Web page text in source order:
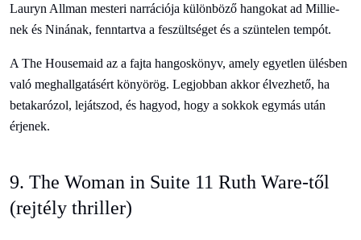
Lauryn Allman mesteri narrációja különböző hangokat ad Millie-
nek és Ninának, fenntartva a feszültséget és a szüntelen tempót.
A The Housemaid az a fajta hangoskönyv, amely egyetlen ülésben
való meghallgatásért könyörög. Legjobban akkor élvezhető, ha
betakarózol, lejátszod, és hagyod, hogy a sokkok egymás után
érjenek.
9. The Woman in Suite 11 Ruth Ware-től
(rejtély thriller)